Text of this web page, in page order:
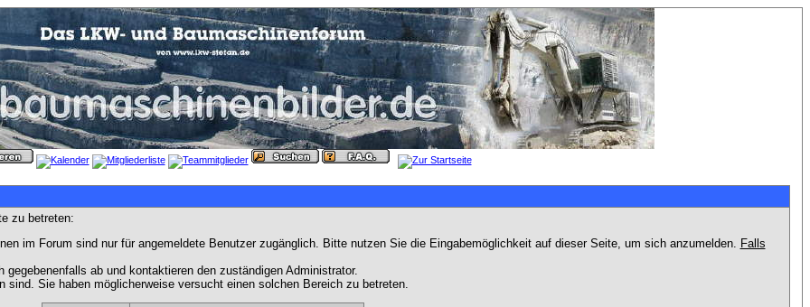
zu betreten:
im Forum sind nur für angemeldete Benutzer zugänglich. Bitte nutzen Sie die Eingabemöglichkeit auf dieser Seite, um sich anzumelden. Falls
ab und kontaktieren den zuständigen Administrator.
Sie haben möglicherweise versucht einen solchen Bereich zu betreten.